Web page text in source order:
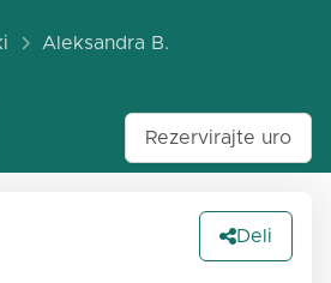
Aleksandra B.
Rezervirajte uro
Deli